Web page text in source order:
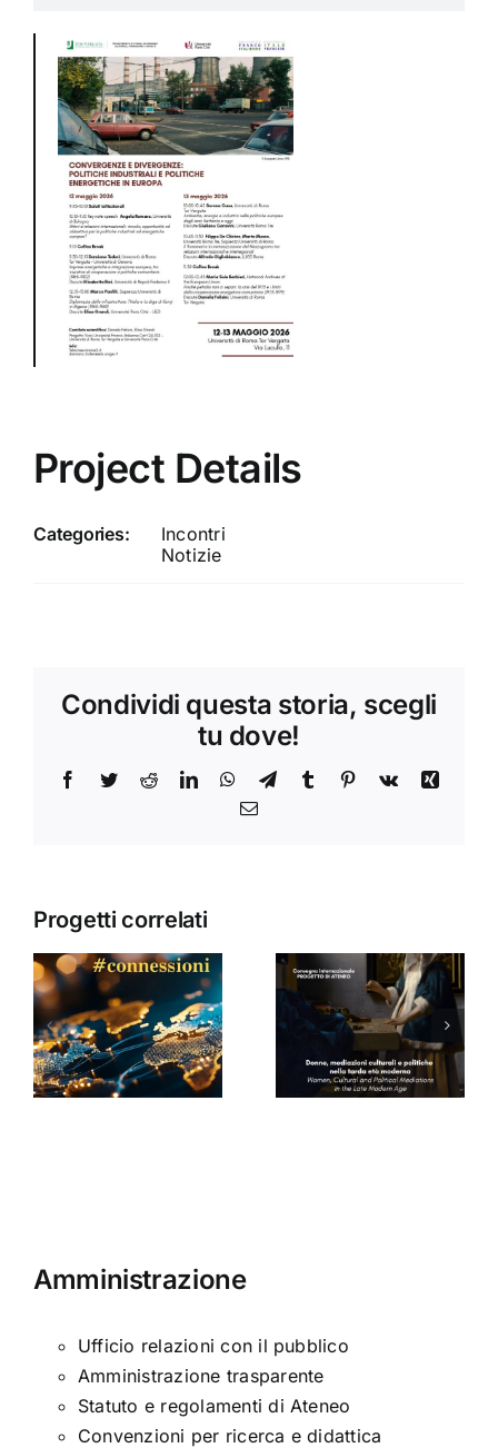
Project Details
Categories:
Incontri
Notizie
Condividi questa storia, scegli
tu dove!
Facebook
TwitterRedditLinkedInWhatsApp
TelegramTumblr Pinterest
Vk
Xing
Email
Progetti correlati
Donne,
mediazioni
culturali e
politiche
nella tarda
Seminario
di Arabella
Sinclair
Amministrazione
Ufficio relazioni con il pubblico
Amministrazione trasparente
Statuto e regolamenti di Ateneo
Convenzioni per ricerca e didattica